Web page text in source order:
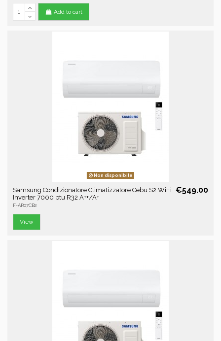
Add to cart
Non disponibile
Samsung Condizionatore Climatizzatore Cebu S2 WiFi
Inverter 7000 btu R32 A++/A+
F-AR07CB2
€549.00
View